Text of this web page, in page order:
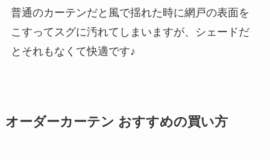
普通のカーテンだと風で揺れた時に網戸の表面を
こすってスグに汚れてしまいますが、シェードだ
とそれもなくて快適です♪
オーダーカーテン おすすめの買い方